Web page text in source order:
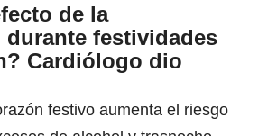
de la
festividades
Cardiólogo dio
festivo aumenta el riesgo